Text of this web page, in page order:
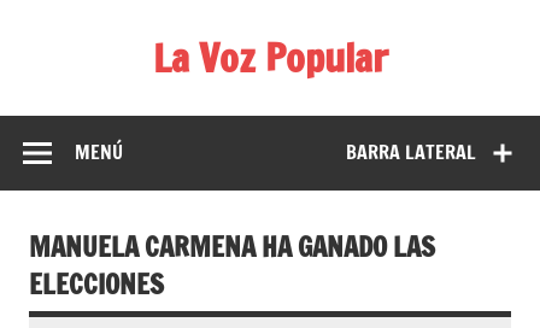
La Voz Popular
para reírse de las verdaderas.
BARRA LATERAL
MENÚ
MANUELA CARMENA HA GANADO LAS
ELECCIONES